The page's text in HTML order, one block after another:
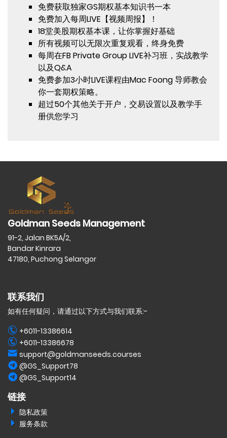
免费获取独家GS期权基本知识书一本
免费加入每周LIVE【视频周报】！
18堂美股期权基本课，让你掌握好基础
所有视频可以无限次重复观看，终身免费
每周在FB Private Group LIVE补习班，实战教学
以及Q&A
免费参加3小时LIVE课程由Mac Foong 导师教会
你一套期权策略。
超过50个其他关于开户，交易设置以及教学手
册供您学习
Goldman Seeds Management
91-2, Jalan BK5A/2,
Bandar Kinrara
47180, Puchong Selangor
联系我们
如有任何疑问，请通过以下方式与我们联系:-
+6011-13386614
+6011-13386678
support@goldmanseeds.courses
@GS_Support78
@GS_Support14
链接
隐私政策
服务条款